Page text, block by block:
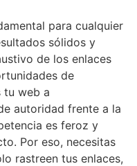
para cualquier
sólidos y
de los enlaces
de
tu web a
autoridad frente a la
es feroz y
Por eso, necesitas
rastreen tus enlaces,